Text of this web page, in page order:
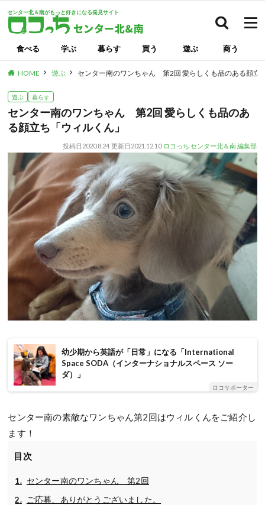
センター北＆南がもっと好きになる発見サイト
食べる 学ぶ 暮らす 買う 遊ぶ 商う
HOME 遊ぶ センター南のワンちゃん 第2回 愛らしくも品のある顔立
遊ぶ 暮らす
センター南のワンちゃん 第2回 愛らしくも品のあ
る顔立ち「ウィルくん」
投稿日 2020.8.24 更新日 2021.12.10 ロコっち センター北＆南 編集部
幼少期から英語が「日常」になる「International
Space SODA（インターナショナルスペース ソー
ダ）」
ロコサポーター
センター南の素敵なワンちゃん第2回はウィルくんをご紹介し
ます！
目次
センター南のワンちゃん 第2回
ご応募、ありがとうございました。